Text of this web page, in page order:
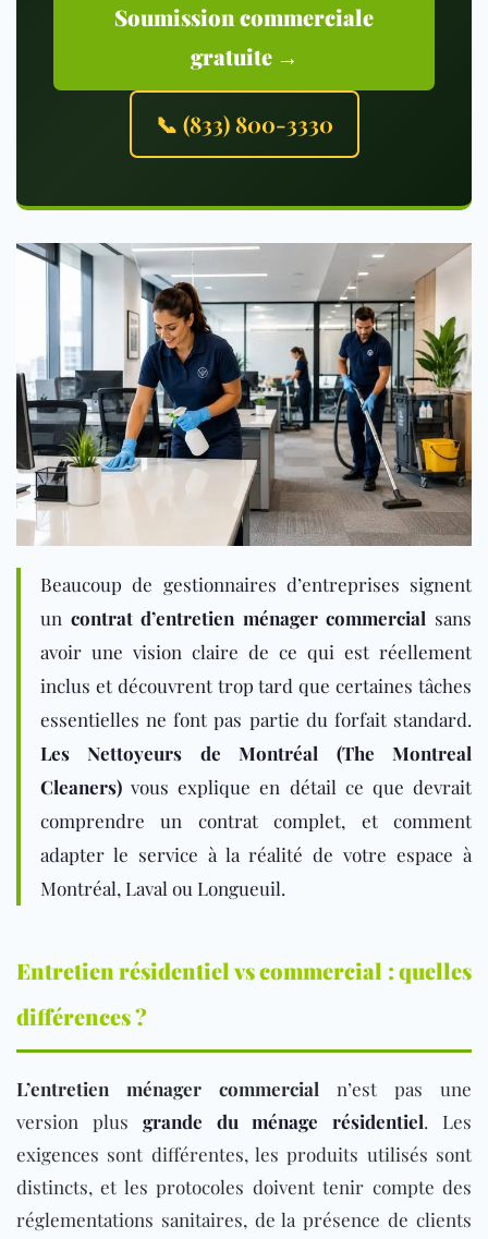
Soumission commerciale
gratuite →
📞 (833) 800-3330
Beaucoup de gestionnaires d’entreprises signent
un contrat d’entretien ménager commercial sans
avoir une vision claire de ce qui est réellement
inclus et découvrent trop tard que certaines tâches
essentielles ne font pas partie du forfait standard.
Les Nettoyeurs de Montréal (The Montreal
Cleaners) vous explique en détail ce que devrait
comprendre un contrat complet, et comment
adapter le service à la réalité de votre espace à
Montréal, Laval ou Longueuil.
Entretien résidentiel vs commercial : quelles
différences ?
L’entretien ménager commercial n’est pas une
version plus grande du ménage résidentiel. Les
exigences sont différentes, les produits utilisés sont
distincts, et les protocoles doivent tenir compte des
réglementations sanitaires, de la présence de clients